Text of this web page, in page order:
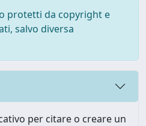
protetti da copyright e
salvo diversa
per citare o creare un